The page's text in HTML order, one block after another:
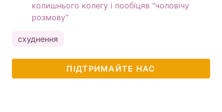
колишнього колегу і пообіцяв "чоловічу
розмову"
схуднення
ПІДТРИМАЙТЕ НАС